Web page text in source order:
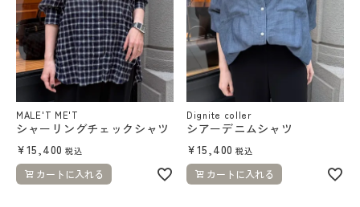
MALE'T ME'T
シャーリングチェックシャツ
¥15,400 税込
カートに入れる
Dignite coller
シアーデニムシャツ
¥15,400 税込
カートに入れる